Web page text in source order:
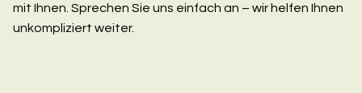
mit Ihnen. Sprechen Sie uns einfach an – wir helfen Ihnen
unkompliziert weiter.